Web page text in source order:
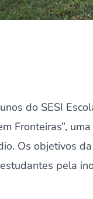
do SESI
Fronteiras”,
Os objetivos
pela